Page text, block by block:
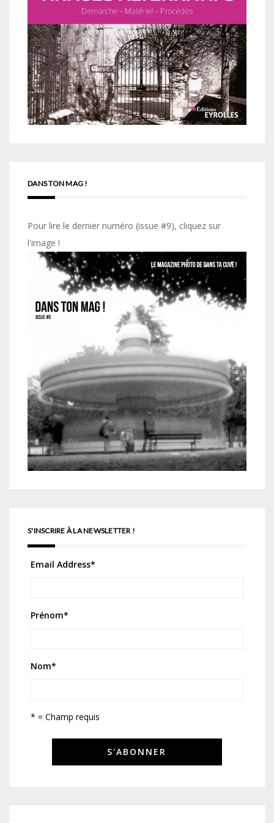
DANS TON MAG !
Pour lire le dernier numéro (issue #9), cliquez sur
l'image !
S'INSCRIRE À LA NEWSLETTER !
Email Address*
Prénom*
Nom*
* = Champ requis